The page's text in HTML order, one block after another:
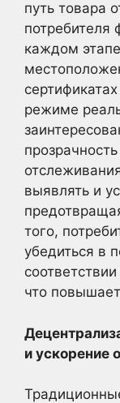
путь товара
потребителя
каждом
режиме
выявлять и
того,
убедиться в
что
и ускорение